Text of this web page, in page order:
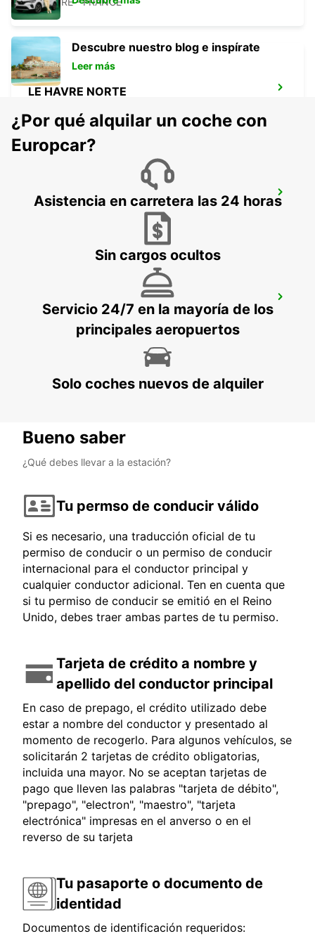
LE HAVRE NORTE
LA FERTE-BERNARD
ESTACIÓN DE TREN DE LE MANS
LE MANS - FRANCE
Descubre nuestro blog e inspírate
Leer más
¿Por qué alquilar un coche con
Europcar?
Asistencia en carretera las 24 horas
Sin cargos ocultos
Servicio 24/7 en la mayoría de los
principales aeropuertos
Solo coches nuevos de alquiler
Bueno saber
¿Qué debes llevar a la estación?
Tu permso de conducir válido
Si es necesario, una traducción oficial de tu
permiso de conducir o un permiso de conducir
internacional para el conductor principal y
cualquier conductor adicional. Ten en cuenta que
si tu permiso de conducir se emitió en el Reino
Unido, debes traer ambas partes de tu permiso.
Tarjeta de crédito a nombre y
apellido del conductor principal
En caso de prepago, el crédito utilizado debe
estar a nombre del conductor y presentado al
momento de recogerlo. Para algunos vehículos, se
solicitarán 2 tarjetas de crédito obligatorias,
incluida una mayor. No se aceptan tarjetas de
pago que lleven las palabras "tarjeta de débito",
"prepago", "electron", "maestro", "tarjeta
electrónica" impresas en el anverso o en el
reverso de su tarjeta
Tu pasaporte o documento de
identidad
Documentos de identificación requeridos: